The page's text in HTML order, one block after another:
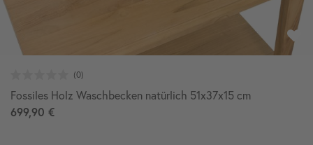
Fossiles Holz Waschbecken natürlich 51x37x15 cm
699,90 €